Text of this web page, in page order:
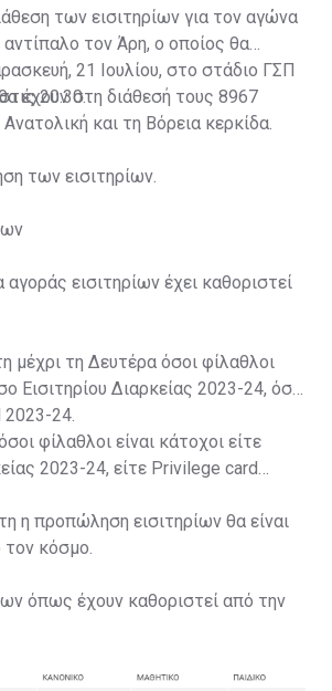
των εισιτηρίων για τον αγώνα
τον Άρη, ο οποίος θα
21 Ιουλίου, στο στάδιο ΓΣΠ
20:30.
έχουν στη διάθεσή τους 8967
Ανατολική και τη Βόρεια κερκίδα.
των εισιτηρίων.
εισιτηρίων έχει καθοριστεί
μέχρι τη Δευτέρα όσοι φίλαθλοι
Εισιτηρίου Διαρκείας 2023-24, όσο
2023-24.
φίλαθλοι είναι κάτοχοι είτε
2023-24, είτε Privilege card
η προπώληση εισιτηρίων θα είναι
τον κόσμο.
όπως έχουν καθοριστεί από την